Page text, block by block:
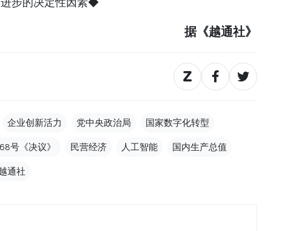
据《越通社》
企业创新活力 党中央政治局 国家数字化转型
号《决议》 民营经济 人工智能 国内生产总值
通社